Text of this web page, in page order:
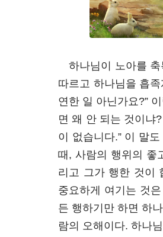
하나님이 노아를
따르고 하나님을 흡
연한 일 아닌가요?”
면 왜 안 되는 것이냐
이 없습니다.” 이 말
때, 사람의 행위의 좋
리고 그가 행한 것이
중요하게 여기는 것
든 행하기만 하면 하
람의 오해이다. 하나